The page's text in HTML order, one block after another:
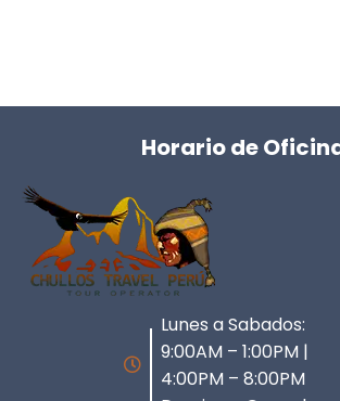
Horario de
Lunes a Sabados:
9:00AM – 1:00PM |
4:00PM – 8:00PM